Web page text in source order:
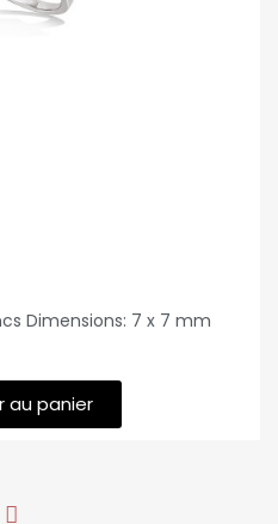
Dimensions: 7 x 7 mm
au panier